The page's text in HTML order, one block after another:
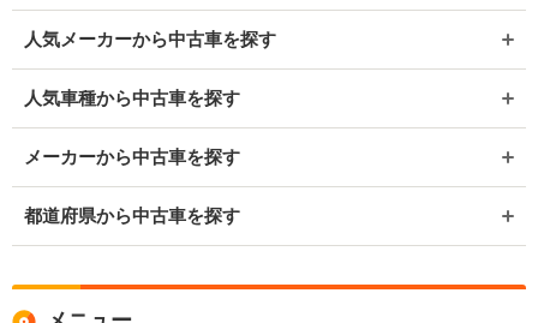
人気メーカーから中古車を探す
人気車種から中古車を探す
メーカーから中古車を探す
都道府県から中古車を探す